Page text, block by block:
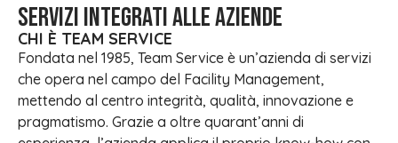
Servizi integrati alle aziende
CHI È TEAM SERVICE
Fondata nel 1985, Team Service è un’azienda di servizi
che opera nel campo del Facility Management,
mettendo al centro integrità, qualità, innovazione e
pragmatismo. Grazie a oltre quarant’anni di